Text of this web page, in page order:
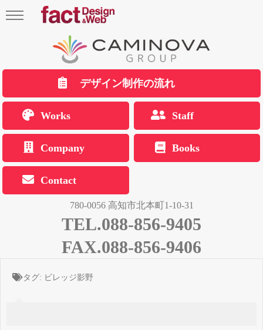
デザイン制作の流れ
Works Staff
Company Books
Contact
780-0056 高知市北本町1-10-31
TEL.088-856-9405
FAX.088-856-9406
タグ: ビレッジ影野